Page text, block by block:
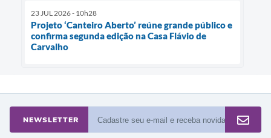
23 JUL 2026 - 10h28
Projeto ‘Canteiro Aberto’ reúne grande público e
confirma segunda edição na Casa Flávio de
Carvalho
NEWSLETTER